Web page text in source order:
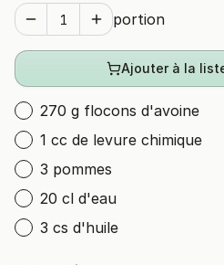
portion
Ajouter à la
270 g flocons d'avoine
1 cc de levure chimique
3 pommes
20 cl d'eau
3 cs d'huile